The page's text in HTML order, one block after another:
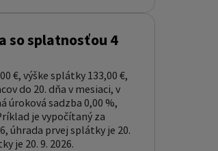
so splatnosťou 4
€, výške splátky 133,00 €,
do 20. dňa v mesiaci, v
sadzba 0,00 %,
je vypočítaný za
úhrada prvej splátky je 20.
je 20. 9. 2026.